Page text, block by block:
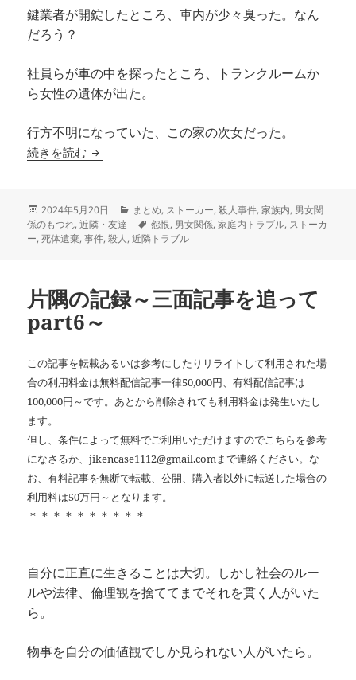
鍵業者が開錠したところ、車内が少々臭った。なん
だろう？
社員らが車の中を探ったところ、トランクルームか
ら女性の遺体が出た。
行方不明になっていた、この家の次女だった。
続きを読む 片隅の記録～三面記事を追って～part７
投
稿
日:
2024年5月20日
カ
テ
ゴ
まとめ, ストーカー,殺人事件,家族内, 男女関
係のもつれ,近隣・友達
タ
グ
怨恨, 男女関係,家庭内トラブル, ストーカ
ー,死体遺棄,事件,殺人,近隣トラブル
片隅の記録～三面記事を追って
part6～
この記事を転載あるいは参考にしたりリライトして利用された場
合の利用料金は無料配信記事一律50,000円、有料配信記事は
100,000円～です。あとから削除されても利用料金は発生いたし
ます。
但し、条件によって無料でご利用いただけますのでこちらを参考
になさるか、jikencase1112@gmail.comまで連絡ください。な
お、有料記事を無断で転載、公開、購入者以外に転送した場合の
利用料は50万円～となります。
＊＊＊＊＊＊＊＊＊＊
自分に正直に生きることは大切。しかし社会のルー
ルや法律、倫理観を捨ててまでそれを貫く人がいた
ら。
物事を自分の価値観でしか見られない人がいたら。